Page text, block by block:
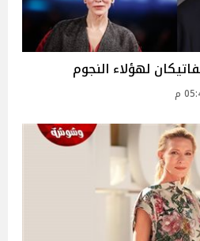
لهؤلاء النجوم